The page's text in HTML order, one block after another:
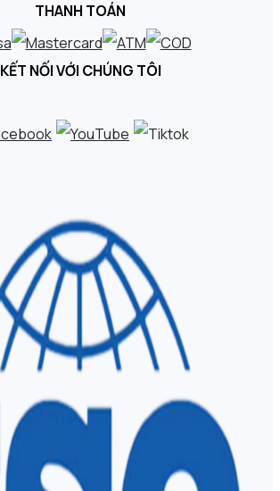
THANH TOÁN
KẾT NỐI VỚI CHÚNG TÔI